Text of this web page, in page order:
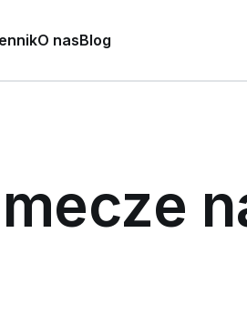
O nasBlog